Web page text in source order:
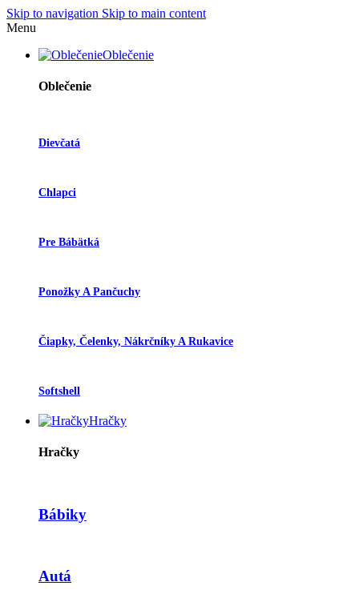
Skip to navigation Skip to main content
Menu
Oblečenie
Oblečenie
Dievčatá
Chlapci
Pre Bábätká
Ponožky A Pančuchy
Čiapky, Čelenky, Nákrčníky A Rukavice
Softshell
Hračky
Hračky
Bábiky
Autá